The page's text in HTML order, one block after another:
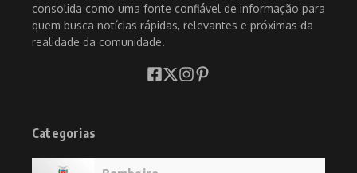
consolida como uma fonte confiável de informação para
quem busca notícias rápidas, relevantes e próximas da
realidade da comunidade.
Categorias